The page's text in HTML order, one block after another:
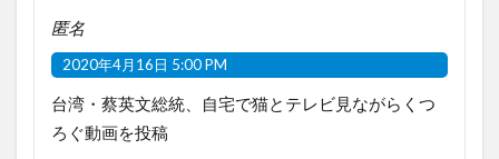
匿名
2020年4月16日 5:00 PM
台湾・蔡英文総統、自宅で猫とテレビ見ながらくつ
ろぐ動画を投稿